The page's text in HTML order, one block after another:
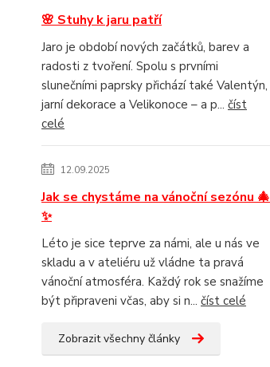
🌸 Stuhy k jaru patří
Jaro je období nových začátků, barev a
radosti z tvoření. Spolu s prvními
slunečními paprsky přichází také Valentýn,
jarní dekorace a Velikonoce – a p... číst
celé
12.09.2025
Jak se chystáme na vánoční sezónu 🎄
✨
Léto je sice teprve za námi, ale u nás ve
skladu a v ateliéru už vládne ta pravá
vánoční atmosféra. Každý rok se snažíme
být připraveni včas, aby si n... číst celé
Zobrazit všechny články